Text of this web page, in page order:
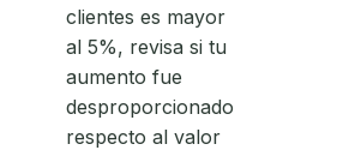
clientes es mayor
al 5%, revisa si tu
aumento fue
desproporcionado
respecto al valor